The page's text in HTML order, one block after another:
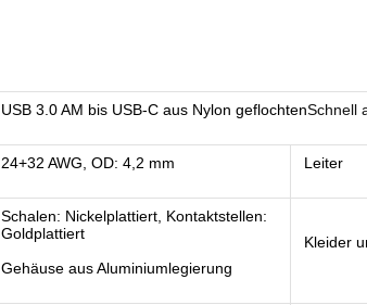
USB 3.0 AM bis USB-C aus Nylon geflochtenSchnell
24+32 AWG, OD: 4,2 mm Leiter
Schalen: Nickelplattiert, Kontaktstellen:
Goldplattiert
Gehäuse aus Aluminiumlegierung
Kleider